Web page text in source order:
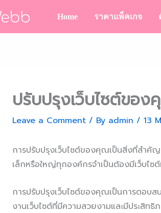
Home ราคาแพ็คเกจ
ปรับปรุงเว็บไซต์ขอ
Leave a Comment / By admin / 13
การปรับปรุงเว็บไซต์ของคุณเป็นสิ่งที่สำคั
เล็กหรือใหญ่ทุกองค์กรจำเป็นต้องมีเว็บไซ
การปรับปรุงเว็บไซต์ของคุณเป็นการตอบ
งานเว็บไซต์ที่มีความสวยงามและมีประสิทธิ